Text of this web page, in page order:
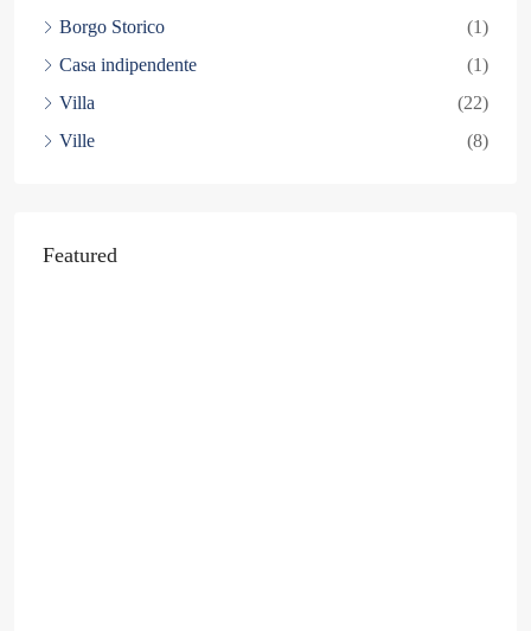
Borgo Storico
(1)
Casa indipendente
(1)
Villa
(22)
Ville
(8)
Featured